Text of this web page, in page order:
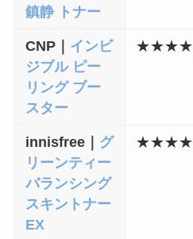
鎮静 トナー
CNP｜ インビ
ジブル ピー
リング ブー
スター
★★★★
innisfree｜ グ
リーンティー
バランシング
スキントナー
EX
★★★★